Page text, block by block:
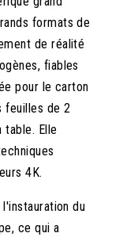
formats de
de réalité
fiables
pour le carton
feuilles de 2
Elle
4K.
du
ce qui a